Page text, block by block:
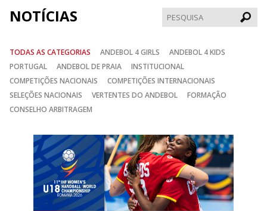
NOTÍCIAS
TODAS AS CATEGORIAS ANDEBOL 4 GIRLS
ANDEBOL 4 KIDS
PORTUGAL
ANDEBOL DE PRAIA
INSTITUCIONAL
COMPETIÇÕES NACIONAIS
COMPETIÇÕES INTERNACIONAIS
SELEÇÕES NACIONAIS
VERTENTES DO ANDEBOL
FORMAÇÃO
CONSELHO ARBITRAGEM
Anterior